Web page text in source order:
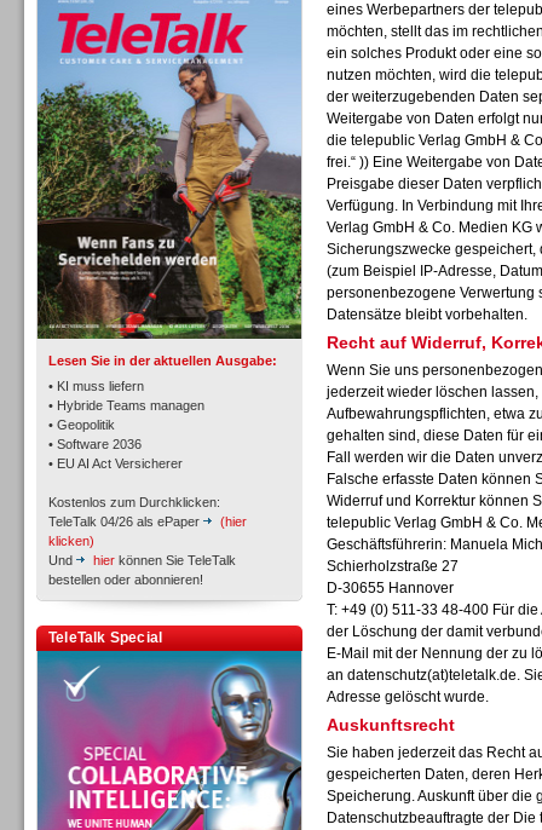
Lesen Sie in der aktuellen Ausgabe:
• KI muss liefern
• Hybride Teams managen
• Geopolitik
• Software 2036
• EU AI Act Versicherer
Kostenlos zum Durchklicken:
TeleTalk 04/26 als ePaper
(hier
klicken)
Und
hier können Sie TeleTalk
bestellen oder abonnieren!
TeleTalk Special
TK- und ACD-Systeme
Workforce-Management
Personal
Personal
eines Werbepartners der
möchten, stellt das im
ein solches Produkt oder eine
nutzen möchten, wird die
der weiterzugebenden Daten
Weitergabe von Daten erfolgt
die telepublic Verlag GmbH &
frei.“ )) Eine Weitergabe von
Preisgabe dieser Daten
Verfügung. In Verbindung mit
Verlag GmbH & Co. Medien KG
Sicherungszwecke
(zum Beispiel IP-Adresse,
personenbezogene Verwertung
Datensätze bleibt vorbehalten.
Recht auf Widerruf,
Wenn Sie uns
jederzeit wieder löschen
Aufbewahrungspflichten, etwa
gehalten sind, diese Daten für
Fall werden wir die Daten
Falsche erfasste Daten können
Widerruf und Korrektur können
telepublic Verlag GmbH & Co.
Geschäftsführerin: Manuela
Schierholzstraße 27
D-30655 Hannover
T: +49 (0) 511-33 48-400 Für
der Löschung der damit
E-Mail mit der Nennung der zu
an datenschutz(at)teletalk.de.
Adresse gelöscht wurde.
Auskunftsrecht
Sie haben jederzeit das Recht
gespeicherten Daten, deren
Speicherung. Auskunft über die
Datenschutzbeauftragte der